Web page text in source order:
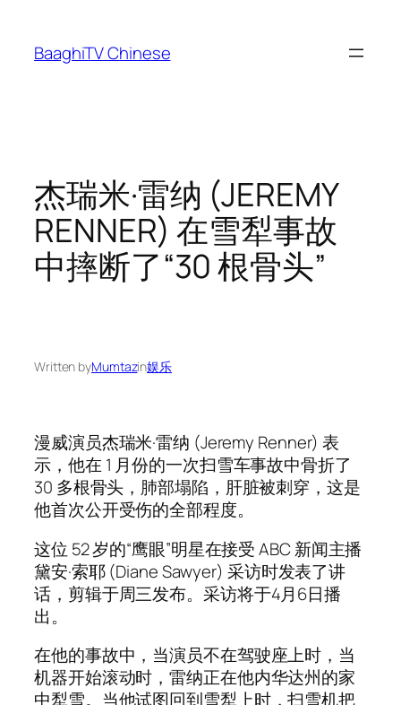
content
BaaghiTV Chinese
杰瑞米·雷纳 (JEREMY
RENNER) 在雪犁事故
中摔断了“30 根骨头”
Written byMumtazin娱乐
漫威演员杰瑞米·雷纳 (Jeremy Renner) 表
示，他在 1 月份的一次扫雪车事故中骨折了
30 多根骨头，肺部塌陷，肝脏被刺穿，这是
他首次公开受伤的全部程度。
这位 52 岁的“鹰眼”明星在接受 ABC 新闻主播
黛安·索耶 (Diane Sawyer) 采访时发表了讲
话，剪辑于周三发布。采访将于4月6日播
出。
在他的事故中，当演员不在驾驶座上时，当
机器开始滚动时，雷纳正在他内华达州的家
中犁雪。当他试图回到雪犁上时，扫雪机把